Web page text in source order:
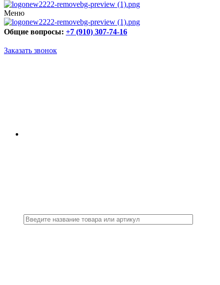
Меню
Общие вопросы: +7 (910) 307-74-16
Заказать звонок